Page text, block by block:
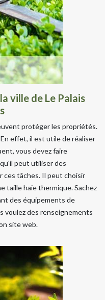
ville de Le Palais
protéger les propriétés.
effet, il est utile de réaliser
vous devez faire
peut utiliser des
tâches. Il peut choisir
taille haie thermique. Sachez
des équipements de
voulez des renseignements
site web.